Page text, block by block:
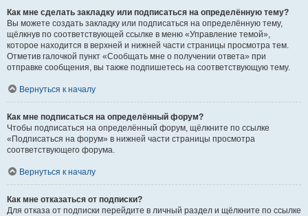
Как мне сделать закладку или подписаться на определённую тему?
Вы можете создать закладку или подписаться на определённую тему,
щёлкнув по соответствующей ссылке в меню «Управление темой»,
которое находится в верхней и нижней части страницы просмотра тем.
Отметив галочкой пункт «Сообщать мне о получении ответа» при
отправке сообщения, вы также подпишетесь на соответствующую тему.
Вернуться к началу
Как мне подписаться на определённый форум?
Чтобы подписаться на определённый форум, щёлкните по ссылке
«Подписаться на форум» в нижней части страницы просмотра
соответствующего форума.
Вернуться к началу
Как мне отказаться от подписки?
Для отказа от подписки перейдите в личный раздел и щёлкните по ссылке